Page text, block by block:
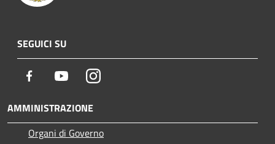
SEGUICI SU
Facebook YoutubeInstagram
AMMINISTRAZIONE
Organi di Governo